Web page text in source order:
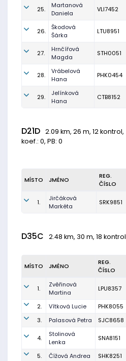
25.
Martanová
Daniela
VLI7452
26.
Škodová
Šárka
LTU8951
27.
Hrnčířová
Magda
STH0051
28.
Vrábelová
Hana
PHK0454
29.
Jelínková
Hana
CTB8152
D21D 2.09 km, 26 m, 12 kontrol,
koef.: 0, PB: 0
MÍSTO JMÉNO
REG.
ČÍSLO
1.
Jirčáková
Markéta
SRK9851
D35C 2.48 km, 30 m, 18 kontrol
MÍSTO JMÉNO
REG.
ČÍSLO
1.
Zvěřinová
Martina
LPU8357
2. Vítková Lucie PHK8055
3.
Palasová Petra SJC8658
4.
Stolinová
Lenka
SNA8151
5. Čížová Andrea SHK8251